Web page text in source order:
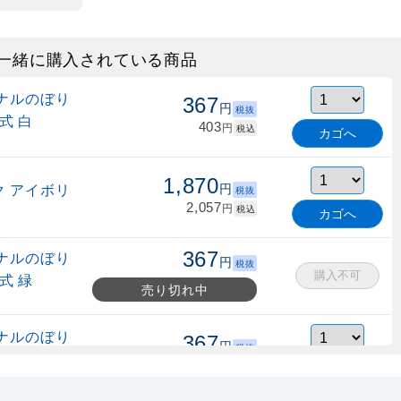
緒に購入されている商品
ルのぼり
白
367円 税抜
403円 税込 カゴへ
アイボリ 1,870円 税抜
2,057円 税込 カゴへ
ルのぼり
緑
367円 税抜
売り切れ中
購入不可
ルのぼり
367円 税抜